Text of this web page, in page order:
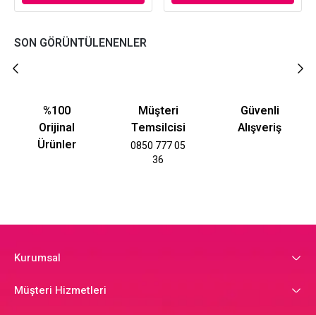
SON GÖRÜNTÜLENENLER
%100
Orijinal
Ürünler
Müşteri
Temsilcisi
0850 777 05
36
Güvenli
Alışveriş
Kurumsal
Müşteri Hizmetleri